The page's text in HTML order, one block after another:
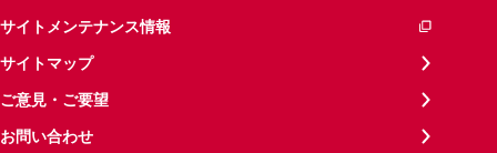
サイトメンテナンス情報
サイトマップ
ご意見・ご要望
お問い合わせ